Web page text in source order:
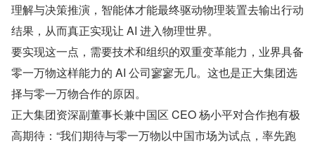
理解与决策推演，智能体才能最终驱动物理装置去输出行动
结果，从而真正实现让 AI 进入物理世界。
要实现这一点，需要技术和组织的双重变革能力，业界具备
零一万物这样能力的 AI 公司寥寥无几。这也是正大集团选
择与零一万物合作的原因。
正大集团资深副董事长兼中国区 CEO 杨小平对合作抱有极
高期待：“我们期待与零一万物以中国市场为试点，率先跑